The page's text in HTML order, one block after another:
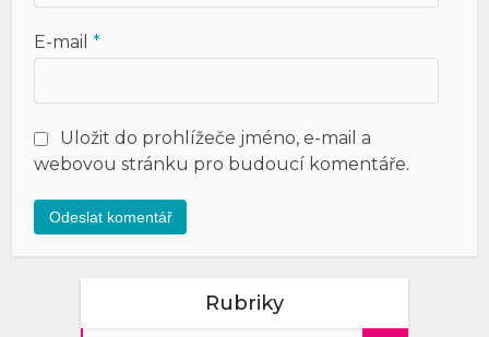
E-mail*
Uložit do prohlížeče jméno, e-mail a
webovou stránku pro budoucí komentáře.
Rubriky